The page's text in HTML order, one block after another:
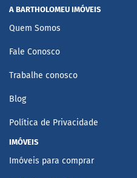
A BARTHOLOMEU IMÓVEIS
Quem Somos
Fale Conosco
Trabalhe conosco
Blog
Política de Privacidade
IMÓVEIS
Imóveis para comprar